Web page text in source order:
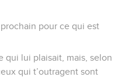
pour ce qui est
qui lui plaisait, mais, selon
qui t’outragent sont